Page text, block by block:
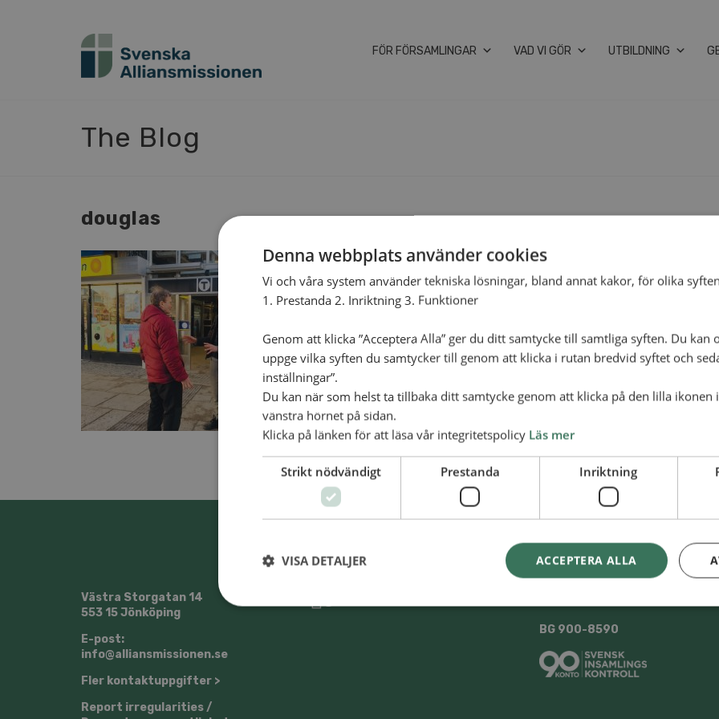
FÖR FÖRSAMLINGAR VAD VI GÖR UTBILDNING
The Blog
douglas
Västra Storgatan 14
553 15 Jönköping
E-post:
info@alliansmissionen.se
Fler kontaktuppgifter >
Report irregularities /
BG900-8590
Denna webbplats använder cookies
Vi och våra system använder tekniska lösningar, bland annat kakor, för olika
1. Prestanda 2. Inriktning 3. Funktioner
Genom att klicka ”Acceptera Alla” ger du ditt samtycke till samtliga syften. Du kan
uppge vilka syften du samtycker till genom att klicka i rutan bredvid syftet och
inställningar”.
Du kan när som helst ta tillbaka ditt samtycke genom att klicka på den lilla ikonen
vänstra hörnet på sidan.
Klicka på länken för att läsa vår integritetspolicy Läs mer
Strikt nödvändigt Prestanda Inriktning
ACCEPTERA ALLA
VISA DETALJER